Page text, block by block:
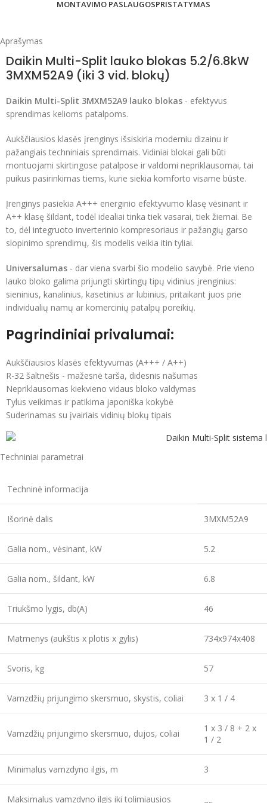
MONTAVIMO PASLAUGOSPRISTATYMAS
Aprašymas
Daikin Multi-Split lauko blokas 5.2/6.8kW
3MXM52A9 (iki 3 vid. blokų)
Daikin Multi-Split 3MXM52A9 lauko blokas - efektyvus
sprendimas kelioms patalpoms.
Aukščiausios klasės įrenginys išsiskiria moderniu dizainu ir
pažangiais techniniais sprendimais. Vidiniai blokai gali būti
montuojami skirtingose patalpose ir valdomi nepriklausomai, tai
puikus pasirinkimas tiems, kurie siekia komforto visame būste.
Įrenginys pasiekia A+++ energinio efektyvumo klasę vėsinant ir
A++ klasę šildant, todėl idealiai tinka tiek vasarai, tiek žiemai. Be
to, dėl integruoto inverterinio kompresoriaus ir pažangių garso
slopinimo sprendimų, šis modelis veikia itin tyliai.
Universalumas - dar viena svarbi šio modelio savybė. Prie vieno
lauko bloko galima prijungti skirtingų tipų vidinius įrenginius:
sieninius, kanalinius, kasetinius ar lubinius, pritaikant juos prie
individualių namų ar komercinių patalpų poreikių.
Pagrindiniai privalumai:
Aukščiausios klasės efektyvumas (A+++ / A++)
R-32 šaltnešis - mažesnė tarša, didesnis našumas
Nepriklausomas kiekvieno vidaus bloko valdymas
Tylus veikimas ir patikima japoniška kokybė
Suderinamas su įvairiais vidinių blokų tipais
Techniniai parametrai
Techninė informacija
Išorinė dalis 3MXM52A9
Galia nom., vėsinant, kW 5.2
Galia nom., šildant, kW 6.8
Triukšmo lygis, db(A) 46
Matmenys (aukštis x plotis x gylis) 734x974x408
Svoris, kg 57
Vamzdžių prijungimo skersmuo, skystis, coliai 3 x 1 / 4
Vamzdžių prijungimo skersmuo, dujos, coliai
1 x 3 / 8 + 2 x
1 / 2
Minimalus vamzdyno ilgis, m 3
Maksimalus vamzdyno ilgis iki tolimiausios